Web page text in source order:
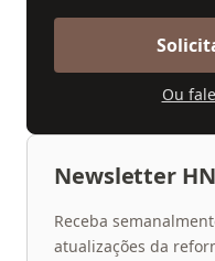
Ou
Newsletter
Receba
atualizações da